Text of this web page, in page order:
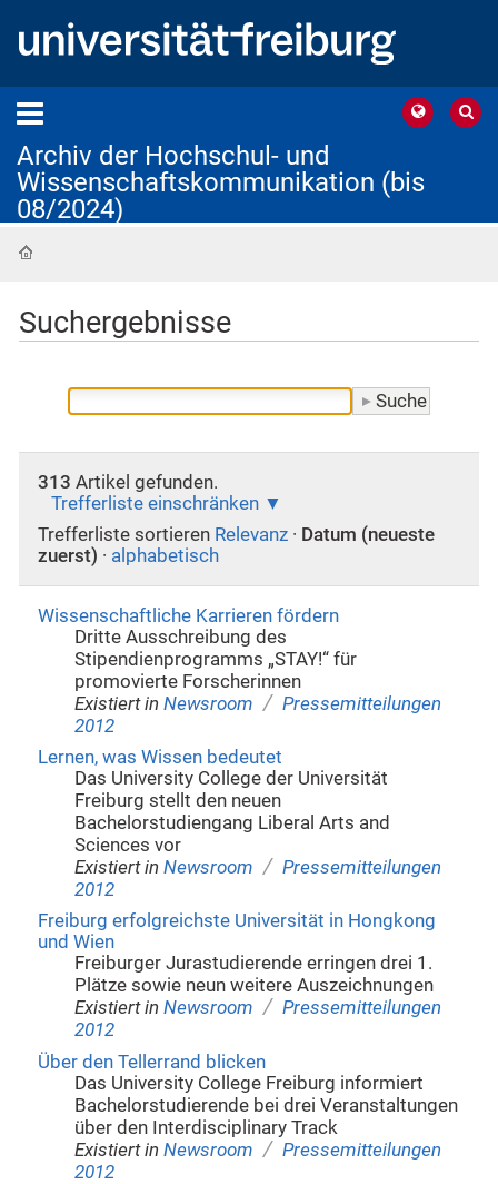
Archiv der Hochschul- und
Wissenschaftskommunikation (bis
08/2024)
Suchergebnisse
313 Artikel gefunden.
Trefferliste einschränken
Trefferliste sortieren Relevanz · Datum (neueste
zuerst) · alphabetisch
Wissenschaftliche Karrieren fördern
Dritte Ausschreibung des
Stipendienprogramms „STAY!“ für
promovierte Forscherinnen
Existiert in Newsroom / Pressemitteilungen
2012
Lernen, was Wissen bedeutet
Das University College der Universität
Freiburg stellt den neuen
Bachelorstudiengang Liberal Arts and
Sciences vor
Existiert in Newsroom / Pressemitteilungen
2012
Freiburg erfolgreichste Universität in Hongkong
und Wien
Freiburger Jurastudierende erringen drei 1.
Plätze sowie neun weitere Auszeichnungen
Existiert in Newsroom / Pressemitteilungen
2012
Über den Tellerrand blicken
Das University College Freiburg informiert
Bachelorstudierende bei drei Veranstaltungen
über den Interdisciplinary Track
Existiert in Newsroom / Pressemitteilungen
2012